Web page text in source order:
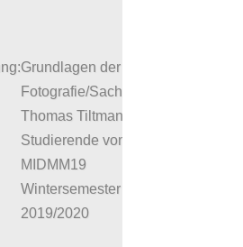
Grundlagen der
Fotografie/Sachfotografie
Thomas Tiltmann
Studierende von
MIDMM19
Wintersemester
2019/2020